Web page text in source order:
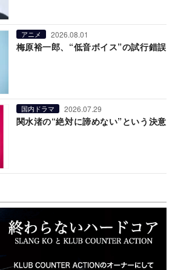
アニメ 2026.08.01
梅原裕一郎、“低音ボイス”の試行錯誤
国内ドラマ 2026.07.29
関水渚の“絶対に諦めない”という決意